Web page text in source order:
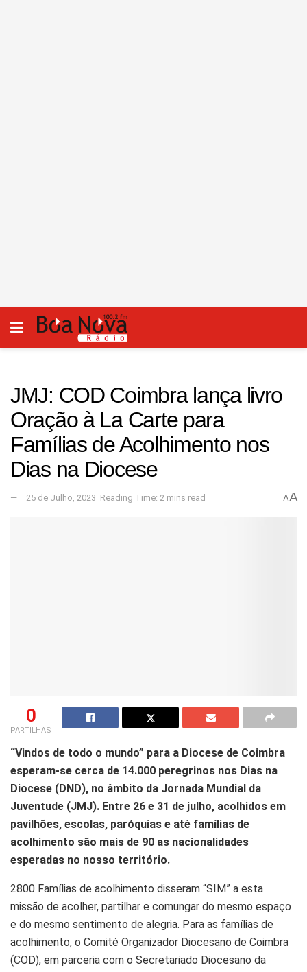
JMJ: COD Coimbra lança livro
Oração à La Carte para
Famílias de Acolhimento nos
Dias na Diocese
25 de Julho, 2023 Reading Time: 2 mins read AA
0
PARTILHAS
“Vindos de todo o mundo” para a Diocese de Coimbra
esperam-se cerca de 14.000 peregrinos nos Dias na
Diocese (DND), no âmbito da Jornada Mundial da
Juventude (JMJ). Entre 26 e 31 de julho, acolhidos em
pavilhões, escolas, paróquias e até famílias de
acolhimento são mais de 90 as nacionalidades
esperadas no nosso território.
2800 Famílias de acolhimento disseram “SIM” a esta
missão de acolher, partilhar e comungar do mesmo espaço
e do mesmo sentimento de alegria. Para as famílias de
acolhimento, o Comité Organizador Diocesano de Coimbra
(COD), em parceria com o Secretariado Diocesano da